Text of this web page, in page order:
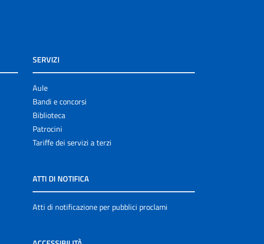
SERVIZI
Aule
Bandi e concorsi
Biblioteca
Patrocini
Tariffe dei servizi a terzi
ATTI DI NOTIFICA
Atti di notificazione per pubblici proclami